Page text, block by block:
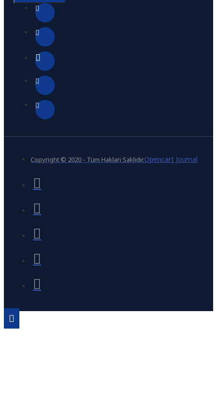
Copyright © 2020 - Tüm Hakları Saklıdır.Opencart Journal